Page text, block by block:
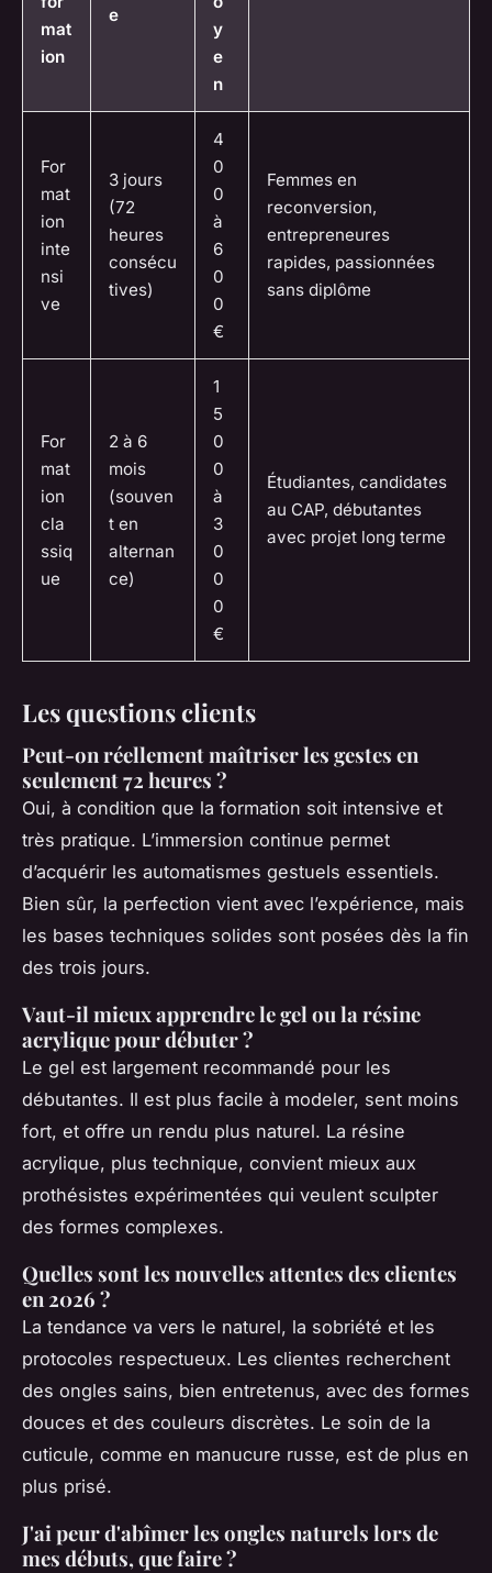
mat
ion
e
y
e
n
For
mat
ion
inte
nsi
ve
3 jours
(72
heures
consécu
tives)
4
0
0
à
6
0
0
€
Femmes en
reconversion,
entrepreneures
rapides, passionnées
sans diplôme
For
mat
ion
cla
ssiq
ue
2 à 6
mois
(souven
t en
alternan
ce)
1
5
0
0
à
3
0
0
0
€
Étudiantes, candidates
au CAP, débutantes
avec projet long terme
Les questions clients
Peut-on réellement maîtriser les gestes en
seulement 72 heures ?
Oui, à condition que la formation soit intensive et
très pratique. L’immersion continue permet
d’acquérir les automatismes gestuels essentiels.
Bien sûr, la perfection vient avec l’expérience, mais
les bases techniques solides sont posées dès la fin
des trois jours.
Vaut-il mieux apprendre le gel ou la résine
acrylique pour débuter ?
Le gel est largement recommandé pour les
débutantes. Il est plus facile à modeler, sent moins
fort, et offre un rendu plus naturel. La résine
acrylique, plus technique, convient mieux aux
prothésistes expérimentées qui veulent sculpter
des formes complexes.
Quelles sont les nouvelles attentes des clientes
en 2026 ?
La tendance va vers le naturel, la sobriété et les
protocoles respectueux. Les clientes recherchent
des ongles sains, bien entretenus, avec des formes
douces et des couleurs discrètes. Le soin de la
cuticule, comme en manucure russe, est de plus en
plus prisé.
J'ai peur d'abîmer les ongles naturels lors de
mes débuts, que faire ?